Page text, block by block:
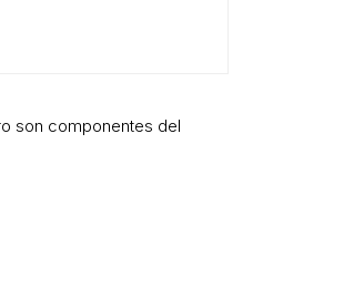
son componentes del